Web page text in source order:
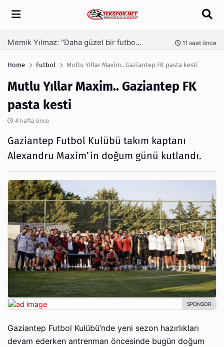
Arama
Bozgeyik: Gaziantep İçin Önemli Spor Yatırımları Yolda 11 saat önce
Home Futbol Mutlu Yıllar Maxim.. Gaziantep FK pasta kesti
Mutlu Yıllar Maxim.. Gaziantep FK
pasta kesti
4 hafta önce
Gaziantep Futbol Kulübü takım kaptanı
Alexandru Maxim’in doğum günü kutlandı.
Gaziantep Futbol Kulübü’nde yeni sezon hazırlıkları
devam ederken antrenman öncesinde bugün doğum